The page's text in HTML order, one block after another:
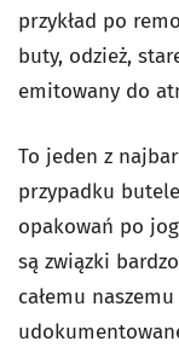
przykład po
buty, odzież,
emitowany do
To jeden z
przypadku
opakowań po
są związki
całemu